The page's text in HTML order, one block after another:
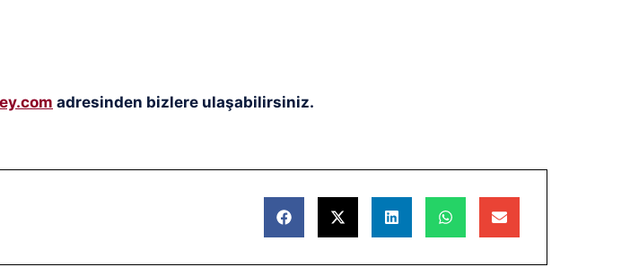
adresinden bizlere ulaşabilirsiniz.